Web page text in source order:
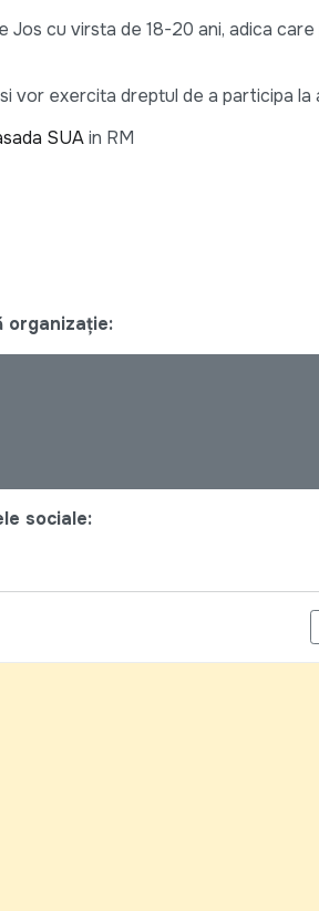
cu virsta de 18-20 ani, adica
vor exercita dreptul de a participa la
SUAin RM
organizație:
sociale:
API" A FOST LANSAT LA